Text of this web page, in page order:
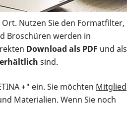
Ort. Nutzen Sie den Formatfilter,
Broschüren werden in
Download als PDF und als
sind.
+" ein. Sie möchten Mitglied
Materialien. Wenn Sie noch